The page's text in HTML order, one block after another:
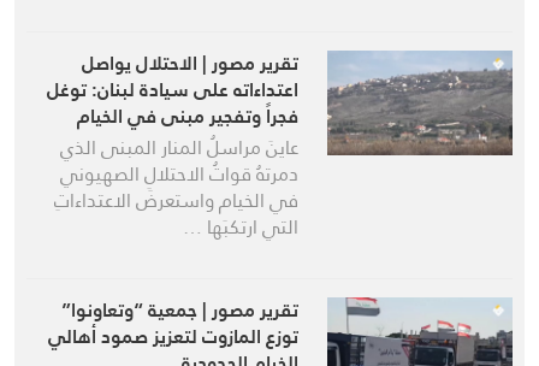
تقرير مصور | الاحتلال يواصل
اعتداءاته على سيادة لبنان: توغل
فجراً وتفجير مبنى في الخيام
عاينَ مراسلُ المنار المبنى الذي
دمرتهُ قواتُ الاحتلالِ الصهيوني
في الخيام واستعرضَ الاعتداءاتِ
التي ارتكبَها …
تقرير مصور | جمعية “وتعاونوا”
توزع المازوت لتعزيز صمود أهالي